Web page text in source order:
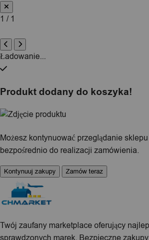
1 / 1
Ładowanie...
Produkt dodany do koszyka!
Możesz kontynuować przeglądanie
bezpośrednio do realizacji zamówienia.
Kontynuuj zakupy Zamów teraz
Twój zaufany marketplace oferujący
sprawdzonych marek. Bezpieczne